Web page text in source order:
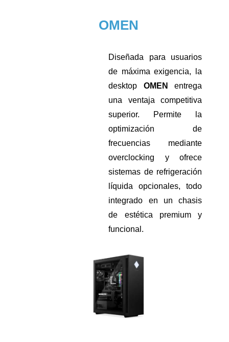
OMEN
Diseñada para usuarios
de máxima exigencia, la
desktop OMEN
entrega
una ventaja competitiva
superior. Permite la
optimización de
frecuencias mediante
overclocking y ofrece
sistemas de refrigeración
líquida opcionales, todo
integrado en un chasis
de estética premium y
funcional.